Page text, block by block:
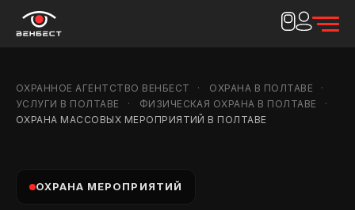
ОХРАННОЕ АГЕНТСТВО ВЕНБЕСТ
ОХРАНА В ПОЛТАВЕ
УСЛУГИ В ПОЛТАВЕ
ФИЗИЧЕСКАЯ ОХРАНА В ПОЛТАВЕ
ОХРАНА МАССОВЫХ МЕРОПРИЯТИЙ В ПОЛТАВЕ
ОХРАНА МЕРОПРИЯТИЙ